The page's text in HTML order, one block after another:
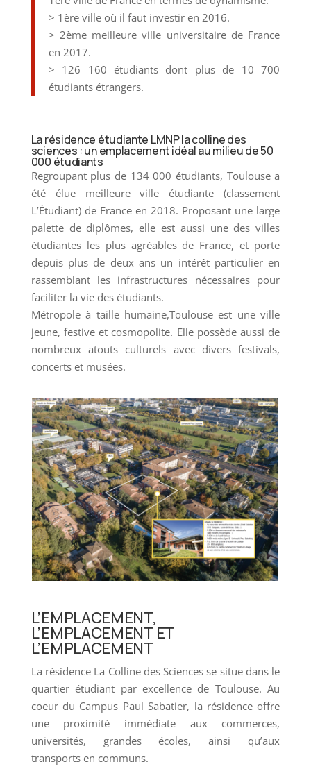
> 1ère ville où il faut investir en 2016.
> 2ème meilleure ville universitaire de France
en 2017.
> 126 160 étudiants dont plus de 10 700
étudiants étrangers.
La résidence étudiante LMNP la colline des
sciences : un emplacement idéal au milieu de 50
000 étudiants
Regroupant plus de 134 000 étudiants, Toulouse a
été élue meilleure ville étudiante (classement
L’Étudiant) de France en 2018. Proposant une large
palette de diplômes, elle est aussi une des villes
étudiantes les plus agréables de France, et porte
depuis plus de deux ans un intérêt particulier en
rassemblant les infrastructures nécessaires pour
faciliter la vie des étudiants.
Métropole à taille humaine,Toulouse est une ville
jeune, festive et cosmopolite. Elle possède aussi de
nombreux atouts culturels avec divers festivals,
concerts et musées.
L’EMPLACEMENT,
L’EMPLACEMENT ET
L’EMPLACEMENT
La résidence La Colline des Sciences se situe dans le
quartier étudiant par excellence de Toulouse. Au
coeur du Campus Paul Sabatier, la résidence offre
une proximité immédiate aux commerces,
universités, grandes écoles, ainsi qu’aux
transports en communs.